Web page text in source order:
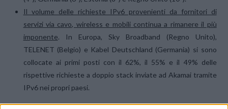
Il volume delle richieste IPv6 provenienti da fornitori di
servizi via cavo, wireless e mobili continua a rimanere il più
imponente. In Europa, Sky Broadband (Regno Unito),
TELENET (Belgio) e Kabel Deutschland (Germania) si sono
collocate ai primi posti con il 62%, il 55% e il 49% delle
rispettive richieste a doppio stack inviate ad Akamai tramite
IPv6 nei propri paesi.